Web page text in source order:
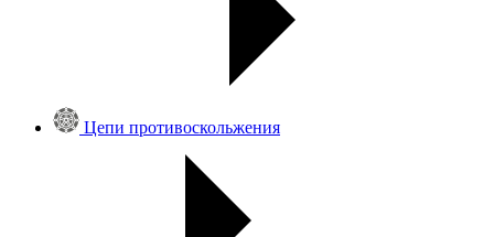
Цепи противоскольжения